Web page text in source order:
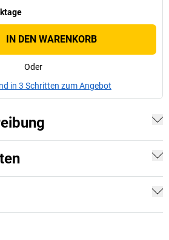
IN DEN WARENKORB
Oder
in 3 Schritten zum Angebot